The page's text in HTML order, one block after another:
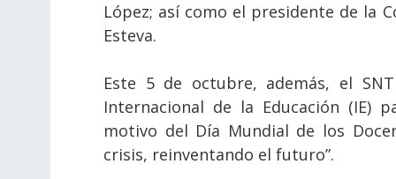
López; así como el presidente de la
Esteva.
Este 5 de octubre, además, el
Internacional de la Educación (IE)
motivo del Día Mundial de los
crisis, reinventando el futuro”.